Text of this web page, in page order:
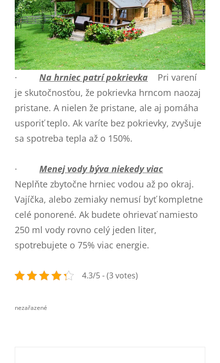
· Na hrniec patrí pokrievka Pri varení
je skutočnosťou, že pokrievka hrncom naozaj
pristane. A nielen že pristane, ale aj pomáha
usporiť teplo. Ak varíte bez pokrievky, zvyšuje
sa spotreba tepla až o 150%.
· Menej vody býva niekedy viac
Neplňte zbytočne hrniec vodou až po okraj.
Vajíčka, alebo zemiaky nemusí byť kompletne
celé ponorené. Ak budete ohrievať namiesto
250 ml vody rovno celý jeden liter,
spotrebujete o 75% viac energie.
4.3/5 - (3 votes)
categories
nezařazené